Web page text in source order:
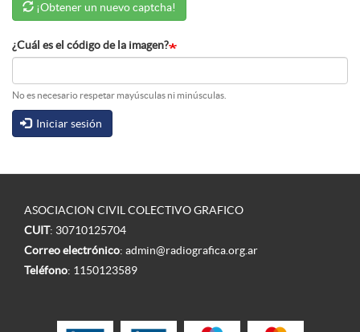
¡Obtener un nuevo captcha!
¿Cuál es el código de la imagen?
No es necesario respetar mayúsculas ni minúsculas.
Iniciar sesión
ASOCIACION CIVIL COLECTIVO GRAFICO
CUIT: 30710125704
Correo electrónico: admin@radiografica.org.ar
Teléfono: 1150123589